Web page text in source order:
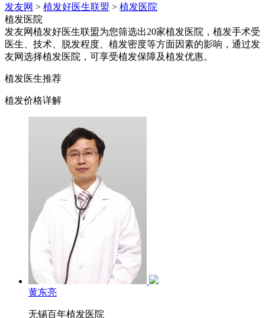
发友网 > 植发好医生联盟 > 植发医院
植发医院
发友网植发好医生联盟为您筛选出20家植发医院，植发手术受
医生、技术、脱发程度、植发密度等方面因素的影响，通过发
友网选择植发医院，可享受植发保障及植发优惠。
植发医生推荐
植发价格详解
黄东亮
无锡百年植发医院